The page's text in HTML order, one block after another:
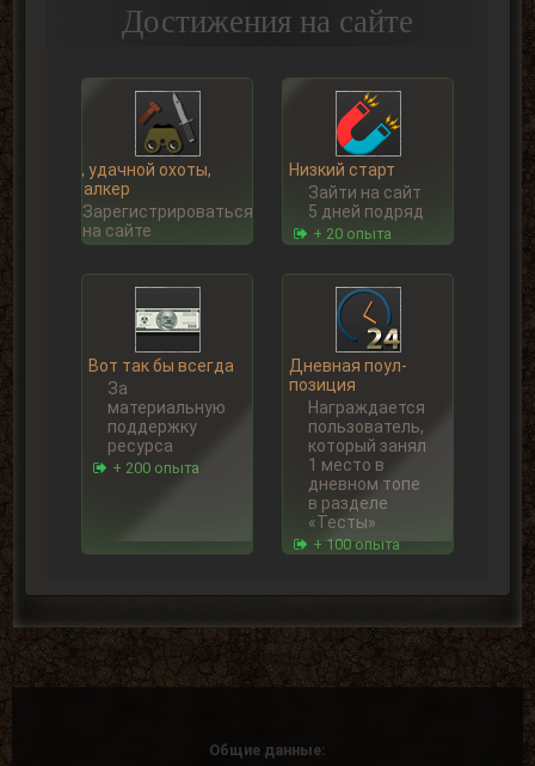
Достижения на сайте
Ну, удачной охоты,
Сталкер
Зарегистрироваться
на сайте
Низкий старт
Зайти на сайт
5 дней подряд
+ 20 опыта
Вот так бы всегда
За
материальную
поддержку
ресурса
+ 200 опыта
Дневная поул-
позиция
Награждается
пользователь,
который занял
1 место в
дневном топе
в разделе
«Тесты»
+ 100 опыта
Недельная поул-
позиция
который занял
Сталкерское чутье
Общие данные: